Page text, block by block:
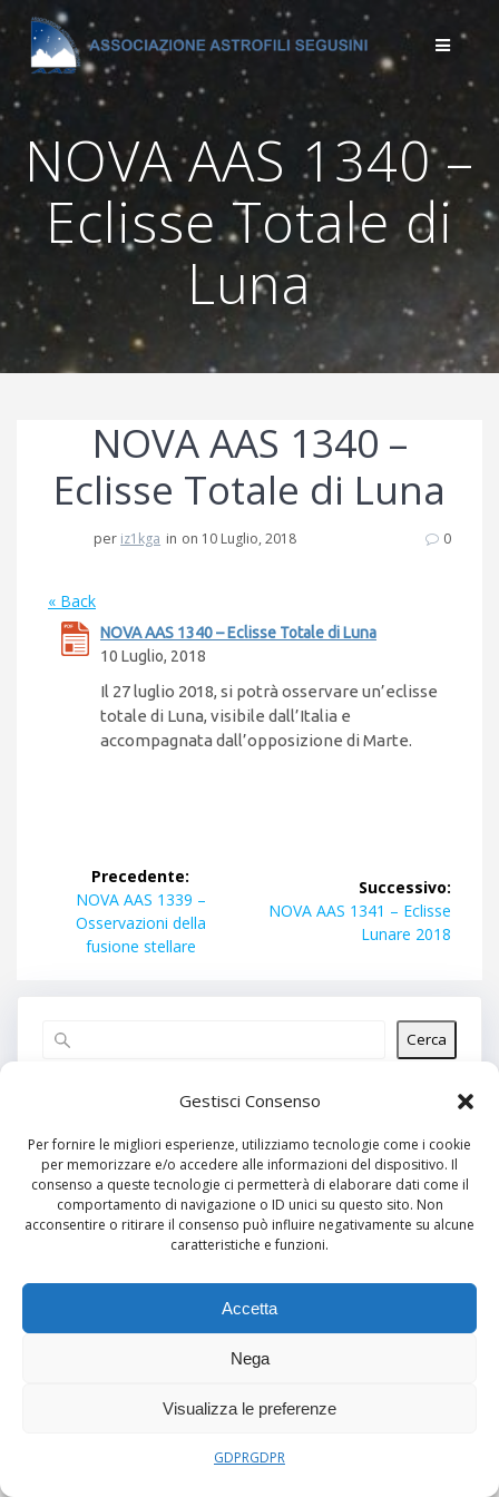
Gestisci Consenso
Per fornire le migliori esperienze, utilizziamo tecnologie come i cookie
per memorizzare e/o accedere alle informazioni del dispositivo. Il
consenso a queste tecnologie ci permetterà di elaborare dati come il
comportamento di navigazione o ID unici su questo sito. Non
acconsentire o ritirare il consenso può influire negativamente su alcune
caratteristiche e funzioni.
Accetta
Nega
Visualizza le preferenze
GDPRGDPR
Salta
al
contenuto
NOVA AAS 1340 –
Eclisse Totale di
Luna
NOVA AAS 1340 –
Eclisse Totale di Luna
per iz1kga in on 10 Luglio, 2018 0
« Back
NOVA AAS 1340 – Eclisse Totale di Luna
10 Luglio, 2018
Il 27 luglio 2018, si potrà osservare un’eclisse
totale di Luna, visibile dall’Italia e
accompagnata dall’opposizione di Marte.
Navigazione
articoli
Precedente:
Articolo
precedente:
NOVA AAS 1339 –
Osservazioni della
fusione stellare
Successivo:
Articolo
NOVA AAS 1341 – Eclisse
Lunare 2018
Cerca
Articoli recenti
Commenti recenti
Nessun commento da mostrare.
Nessun archivio da mostrare.
Categorie
Nessuna categoria